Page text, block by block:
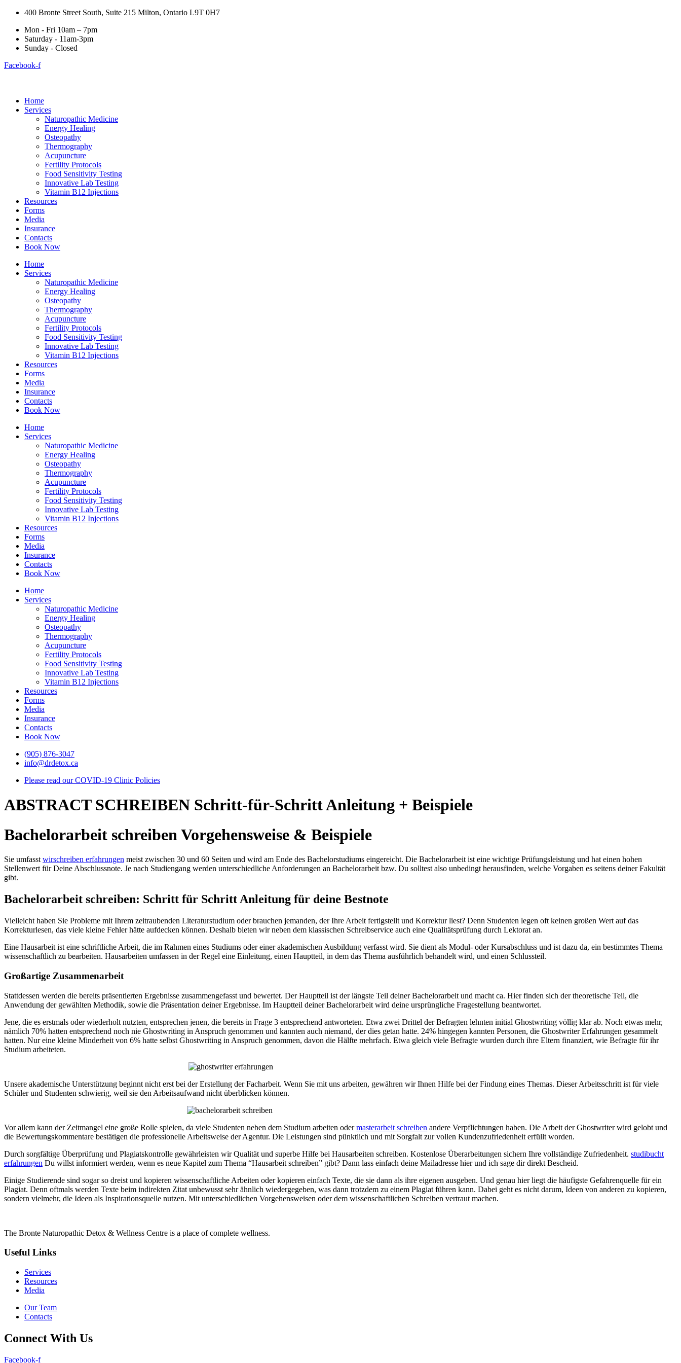
400 Bronte Street South, Suite 215 Milton, Ontario L9T 0H7
Mon - Fri 10am – 7pm
Saturday - 11am-3pm
Sunday - Closed
Facebook-f
Home
Services
Naturopathic Medicine
Energy Healing
Osteopathy
Thermography
Acupuncture
Fertility Protocols
Food Sensitivity Testing
Innovative Lab Testing
Vitamin B12 Injections
Resources
Forms
Media
Insurance
Contacts
Book Now
Home
Services
Naturopathic Medicine
Energy Healing
Osteopathy
Thermography
Acupuncture
Fertility Protocols
Food Sensitivity Testing
Innovative Lab Testing
Vitamin B12 Injections
Resources
Forms
Media
Insurance
Contacts
Book Now
Home
Services
Naturopathic Medicine
Energy Healing
Osteopathy
Thermography
Acupuncture
Fertility Protocols
Food Sensitivity Testing
Innovative Lab Testing
Vitamin B12 Injections
Resources
Forms
Media
Insurance
Contacts
Book Now
Home
Services
Naturopathic Medicine
Energy Healing
Osteopathy
Thermography
Acupuncture
Fertility Protocols
Food Sensitivity Testing
Innovative Lab Testing
Vitamin B12 Injections
Resources
Forms
Media
Insurance
Contacts
Book Now
(905) 876-3047
info@drdetox.ca
Please read our COVID-19 Clinic Policies
ABSTRACT SCHREIBEN Schritt-für-Schritt Anleitung + Beispiele
Bachelorarbeit schreiben Vorgehensweise & Beispiele
Sie umfasst wirschreiben erfahrungen meist zwischen 30 und 60 Seiten und wird am Ende des Bachelorstudiums eingereicht. Die Bachelorarbeit ist eine wichtige Prüfungsleistung und hat einen hohen
Stellenwert für Deine Abschlussnote. Je nach Studiengang werden unterschiedliche Anforderungen an Bachelorarbeit bzw. Du solltest also unbedingt herausfinden, welche Vorgaben es seitens deiner Fakultät
gibt.
Bachelorarbeit schreiben: Schritt für Schritt Anleitung für deine Bestnote
Vielleicht haben Sie Probleme mit Ihrem zeitraubenden Literaturstudium oder brauchen jemanden, der Ihre Arbeit fertigstellt und Korrektur liest? Denn Studenten legen oft keinen großen Wert auf das
Korrekturlesen, das viele kleine Fehler hätte aufdecken können. Deshalb bieten wir neben dem klassischen Schreibservice auch eine Qualitätsprüfung durch Lektorat an.
Eine Hausarbeit ist eine schriftliche Arbeit, die im Rahmen eines Studiums oder einer akademischen Ausbildung verfasst wird. Sie dient als Modul- oder Kursabschluss und ist dazu da, ein bestimmtes Thema
wissenschaftlich zu bearbeiten. Hausarbeiten umfassen in der Regel eine Einleitung, einen Hauptteil, in dem das Thema ausführlich behandelt wird, und einen Schlussteil.
Großartige Zusammenarbeit
Stattdessen werden die bereits präsentierten Ergebnisse zusammengefasst und bewertet. Der Hauptteil ist der längste Teil deiner Bachelorarbeit und macht ca. Hier finden sich der theoretische Teil, die
Anwendung der gewählten Methodik, sowie die Präsentation deiner Ergebnisse. Im Hauptteil deiner Bachelorarbeit wird deine ursprüngliche Fragestellung beantwortet.
Jene, die es erstmals oder wiederholt nutzten, entsprechen jenen, die bereits in Frage 3 entsprechend antworteten. Etwa zwei Drittel der Befragten lehnten initial Ghostwriting völlig klar ab. Noch etwas mehr,
nämlich 70% hatten entsprechend noch nie Ghostwriting in Anspruch genommen und kannten auch niemand, der dies getan hatte. 24% hingegen kannten Personen, die Ghostwriter Erfahrungen gesammelt
hatten. Nur eine kleine Minderheit von 6% hatte selbst Ghostwriting in Anspruch genommen, davon die Hälfte mehrfach. Etwa gleich viele Befragte wurden durch ihre Eltern finanziert, wie Befragte für ihr
Studium arbeiteten.
Unsere akademische Unterstützung beginnt nicht erst bei der Erstellung der Facharbeit. Wenn Sie mit uns arbeiten, gewähren wir Ihnen Hilfe bei der Findung eines Themas. Dieser Arbeitsschritt ist für viele
Schüler und Studenten schwierig, weil sie den Arbeitsaufwand nicht überblicken können.
Vor allem kann der Zeitmangel eine große Rolle spielen, da viele Studenten neben dem Studium arbeiten odermasterarbeit schreiben andere Verpflichtungen haben. Die Arbeit der Ghostwriter wird gelobt und
die Bewertungskommentare bestätigen die professionelle Arbeitsweise der Agentur. Die Leistungen sind pünktlich und mit Sorgfalt zur vollen Kundenzufriedenheit erfüllt worden.
Durch sorgfältige Überprüfung und Plagiatskontrolle gewährleisten wir Qualität und superbe Hilfe bei Hausarbeiten schreiben. Kostenlose Überarbeitungen sichern Ihre vollständige Zufriedenheit. studibucht
erfahrungen Du willst informiert werden, wenn es neue Kapitel zum Thema “Hausarbeit schreiben” gibt? Dann lass einfach deine Mailadresse hier und ich sage dir direkt Bescheid.
Einige Studierende sind sogar so dreist und kopieren wissenschaftliche Arbeiten oder kopieren einfach Texte, die sie dann als ihre eigenen ausgeben. Und genau hier liegt die häufigste Gefahrenquelle für ein
Plagiat. Denn oftmals werden Texte beim indirekten Zitat unbewusst sehr ähnlich wiedergegeben, was dann trotzdem zu einem Plagiat führen kann. Dabei geht es nicht darum, Ideen von anderen zu kopieren,
sondern vielmehr, die Ideen als Inspirationsquelle nutzen. Mit unterschiedlichen Vorgehensweisen oder dem wissenschaftlichen Schreiben vertraut machen.
The Bronte Naturopathic Detox & Wellness Centre is a place of complete wellness.
Useful Links
Services
Resources
Media
Our Team
Contacts
Connect With Us
Facebook-f